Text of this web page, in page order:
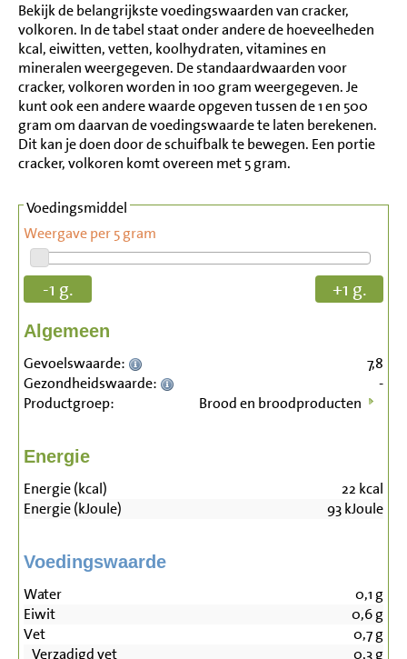
Bekijk de belangrijkste voedingswaarden van cracker,
volkoren. In de tabel staat onder andere de hoeveelheden
kcal, eiwitten, vetten, koolhydraten, vitamines en
mineralen weergegeven. De standaardwaarden voor
cracker, volkoren worden in 100 gram weergegeven. Je
kunt ook een andere waarde opgeven tussen de 1 en 500
gram om daarvan de voedingswaarde te laten berekenen.
Dit kan je doen door de schuifbalk te bewegen. Een portie
cracker, volkoren komt overeen met 5 gram.
Voedingsmiddel
Weergave per 5 gram
-1 g. +1 g.
Algemeen
Gevoelswaarde:
7,8
Gezondheidswaarde:
-
Productgroep:
Brood en broodproducten
Energie
Energie (kcal) 22 kcal
Energie (kJoule)
93kJoule
Voedingswaarde
Water 0,1 g
Eiwit
0,6g
Vet
0,7g
Verzadigd vet
0,3g